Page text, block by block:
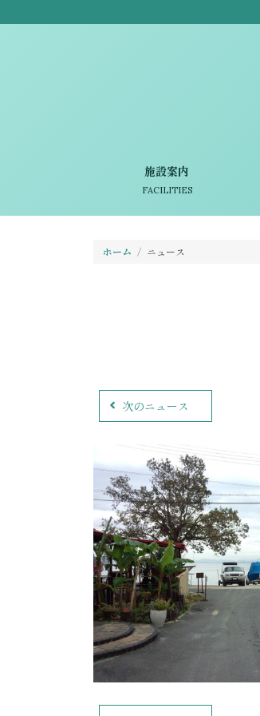
施設案内
FACILITIES
ホーム ニュース
次のニュース